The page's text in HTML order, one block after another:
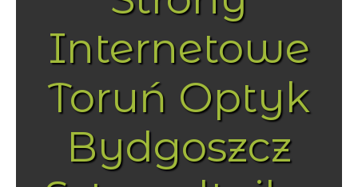
Internetowe
Toruń Optyk
Bydgoszcz